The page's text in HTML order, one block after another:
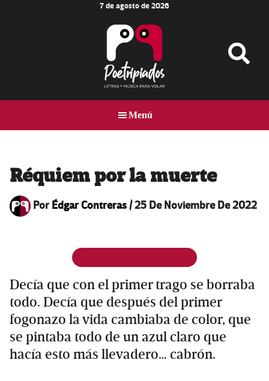
7 de agosto de 2026
MÚSICA
PARA
Menú
Réquiem por la muerte
PorÉdgar Contreras/25 De Noviembre De 2022
Decía que con el primer trago se borraba
todo. Decía que después del primer
fogonazo la vida cambiaba de color, que
se pintaba todo de un azul claro que
hacía esto más llevadero… cabrón.